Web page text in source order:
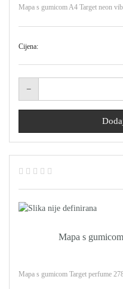
Mapa s gumicom A4 Target neon
Cijena:
Mapa s
Mapa s gumicom Target perfume